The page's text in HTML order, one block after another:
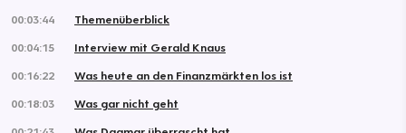
00:03:44
Themenüberblick
00:04:15
Interview mit Gerald Knaus
00:16:22
Was heute an den Finanzmärkten los ist
00:18:03
Was gar nicht geht